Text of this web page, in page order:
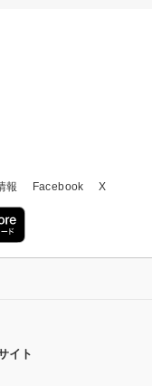
報 Facebook X
イト